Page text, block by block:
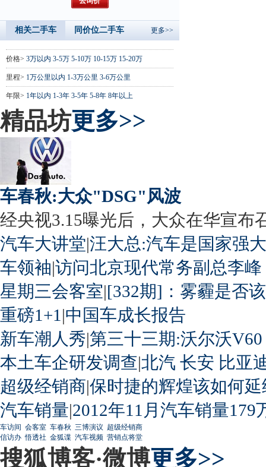
相关二手车 同价位二手车 更多>>
价格> 3万以内 3-5万 5-10万 10-15万 15-20万
里程> 1万公里以内 1-3万公里 3-6万公里
年限> 1年以内 1-3年 3-5年 5-8年 8年以上
精品坊更多>>
车春秋:大众"DSG"风波
经央视3.15曝光后，大众在华宣布
汽车大讲堂|汪大总:汽车是国家强
车领袖|访问北京现代常务副总李峰
星期三会客室|[332期]：雾霾是否
重磅1+1 |中国车成长报告
新车潮人秀|第三十三期:沃尔沃
本土车企研发调查|北汽 长安 比亚
超级经销商|保时捷的辉煌该如何延
汽车销量|2012年11月汽车销量179
车访间 会客室 车春秋 三博演议 超级经销商
信访办 悟透社 金狐谍 汽车视频 营销点将堂
搜狐博客·微博更多>>